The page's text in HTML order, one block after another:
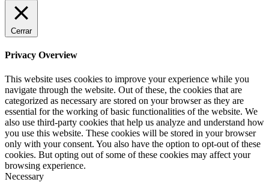
Cerrar
Privacy Overview
This website uses cookies to improve your experience while you
navigate through the website. Out of these, the cookies that are
categorized as necessary are stored on your browser as they are
essential for the working of basic functionalities of the website. We
also use third-party cookies that help us analyze and understand how
you use this website. These cookies will be stored in your browser
only with your consent. You also have the option to opt-out of these
cookies. But opting out of some of these cookies may affect your
browsing experience.
Necessary